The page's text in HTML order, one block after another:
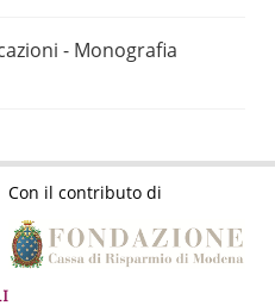
- Monografia
Con il contributo di